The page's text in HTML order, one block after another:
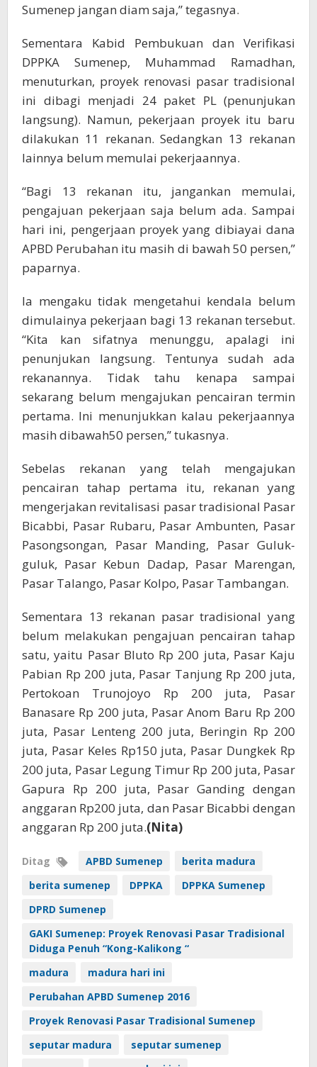
Sumenep jangan diam saja,” tegasnya.
Sementara Kabid Pembukuan dan Verifikasi
DPPKA Sumenep, Muhammad Ramadhan,
menuturkan, proyek renovasi pasar tradisional
ini dibagi menjadi 24 paket PL (penunjukan
langsung). Namun, pekerjaan proyek itu baru
dilakukan 11 rekanan. Sedangkan 13 rekanan
lainnya belum memulai pekerjaannya.
“Bagi 13 rekanan itu, jangankan memulai,
pengajuan pekerjaan saja belum ada. Sampai
hari ini, pengerjaan proyek yang dibiayai dana
APBD Perubahan itu masih di bawah 50 persen,”
paparnya.
Ia mengaku tidak mengetahui kendala belum
dimulainya pekerjaan bagi 13 rekanan tersebut.
“Kita kan sifatnya menunggu, apalagi ini
penunjukan langsung. Tentunya sudah ada
rekanannya. Tidak tahu kenapa sampai
sekarang belum mengajukan pencairan termin
pertama. Ini menunjukkan kalau pekerjaannya
masih dibawah50 persen,” tukasnya.
Sebelas rekanan yang telah mengajukan
pencairan tahap pertama itu, rekanan yang
mengerjakan revitalisasi pasar tradisional Pasar
Bicabbi, Pasar Rubaru, Pasar Ambunten, Pasar
Pasongsongan, Pasar Manding, Pasar Guluk-
guluk, Pasar Kebun Dadap, Pasar Marengan,
Pasar Talango, Pasar Kolpo, Pasar Tambangan.
Sementara 13 rekanan pasar tradisional yang
belum melakukan pengajuan pencairan tahap
satu, yaitu Pasar Bluto Rp 200 juta, Pasar Kaju
Pabian Rp 200 juta, Pasar Tanjung Rp 200 juta,
Pertokoan Trunojoyo Rp 200 juta, Pasar
Banasare Rp 200 juta, Pasar Anom Baru Rp 200
juta, Pasar Lenteng 200 juta, Beringin Rp 200
juta, Pasar Keles Rp150 juta, Pasar Dungkek Rp
200 juta, Pasar Legung Timur Rp 200 juta, Pasar
Gapura Rp 200 juta, Pasar Ganding dengan
anggaran Rp200 juta, dan Pasar Bicabbi dengan
anggaran Rp 200 juta.(Nita)
Ditag APBD Sumenep
berita madura
berita sumenep
DPPKA
DPPKA Sumenep
DPRD Sumenep
GAKI Sumenep: Proyek Renovasi Pasar Tradisional
Diduga Penuh “Kong-Kalikong “
madura
madura hari ini
Perubahan APBD Sumenep 2016
Proyek Renovasi Pasar Tradisional Sumenep
seputar madura
seputar sumenep